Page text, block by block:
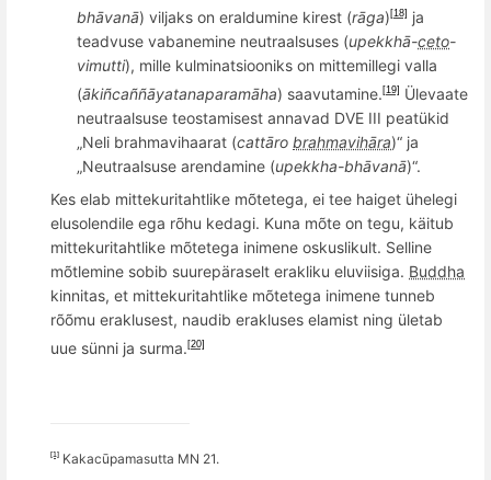
bhāvanā) viljaks on eraldumine kirest (rāga) [18]
ja
teadvuse vabanemine neutraalsuses (upekkhā­-ceto­-
vimutti), mille kulminatsiooniks on mittemillegi valla
(ākiñ­cañ­ñā­yatana­paramā­ha) saavutamine. [19]
Ülevaate
neutraalsuse teostamisest annavad DVE III peatükid
„Neli brahmavihaarat (cattāro brahmavihāra)“ ja
„Neutraalsuse arendamine (upekkha-bhāvanā)“.
Kes elab mittekuritahtlike mõtetega, ei tee haiget ühelegi
elusolendile ega rõhu kedagi. Kuna mõte on tegu, käitub
mittekuritahtlike mõtetega inimene oskuslikult. Selline
mõtlemine sobib suurepäraselt erakliku eluviisiga. Buddha
kinnitas, et mittekuritahtlike mõtetega inimene tunneb
rõõmu eraklusest, naudib erakluses elamist ning ületab
uue sünni ja surma. [20]
[1] Kakacūpamasutta MN 21.